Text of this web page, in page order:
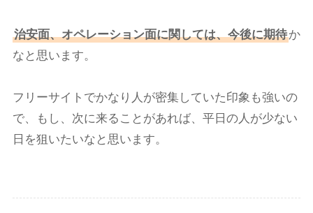
治安面、オペレーション面に関しては、今後に期待か
なと思います。
フリーサイトでかなり人が密集していた印象も強いの
で、もし、次に来ることがあれば、平日の人が少ない
日を狙いたいなと思います。